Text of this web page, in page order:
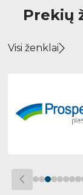
Prekių
Visi ženklai